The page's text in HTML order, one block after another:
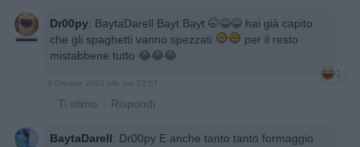
Dr00py: BaytaDarell Bayt Bayt 🤭😂😂 hai già capito
che gli spaghetti vanno spezzati
per il resto
mistabbene tutto 😂😂😂
1
8 Ottobre 2025 alle ore 23:57
· Ti stimo · Rispondi
BaytaDarell: Dr00py E anche tanto tanto formaggio